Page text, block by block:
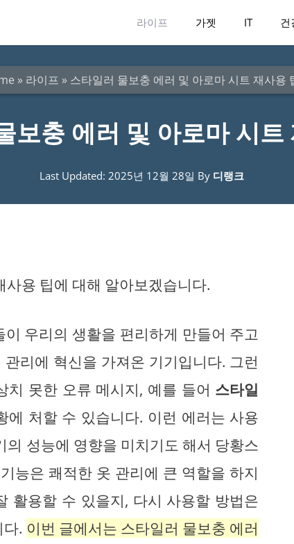
라이프 가젯 IT 건
» 라이프 » 스타일러 물보충 에러 및 아로마 시트 재사용
보충 에러 및 아로마 시트
Last Updated: 2025년 12월 28일 By 디랭크
용 팁에 대해 알아보겠습니다.
우리의 생활을 편리하게 만들어 주고
리에 혁신을 가져온 기기입니다. 그런
치 못한 오류 메시지, 예를 들어 스타일
에 처할 수 있습니다. 이런 에러는 사용
성능에 영향을 미치기도 해서 당황스
능은 쾌적한 옷 관리에 큰 역할을 하지
활용할 수 있을지, 다시 사용할 방법은
. 이번 글에서는 스타일러 물보충 에러